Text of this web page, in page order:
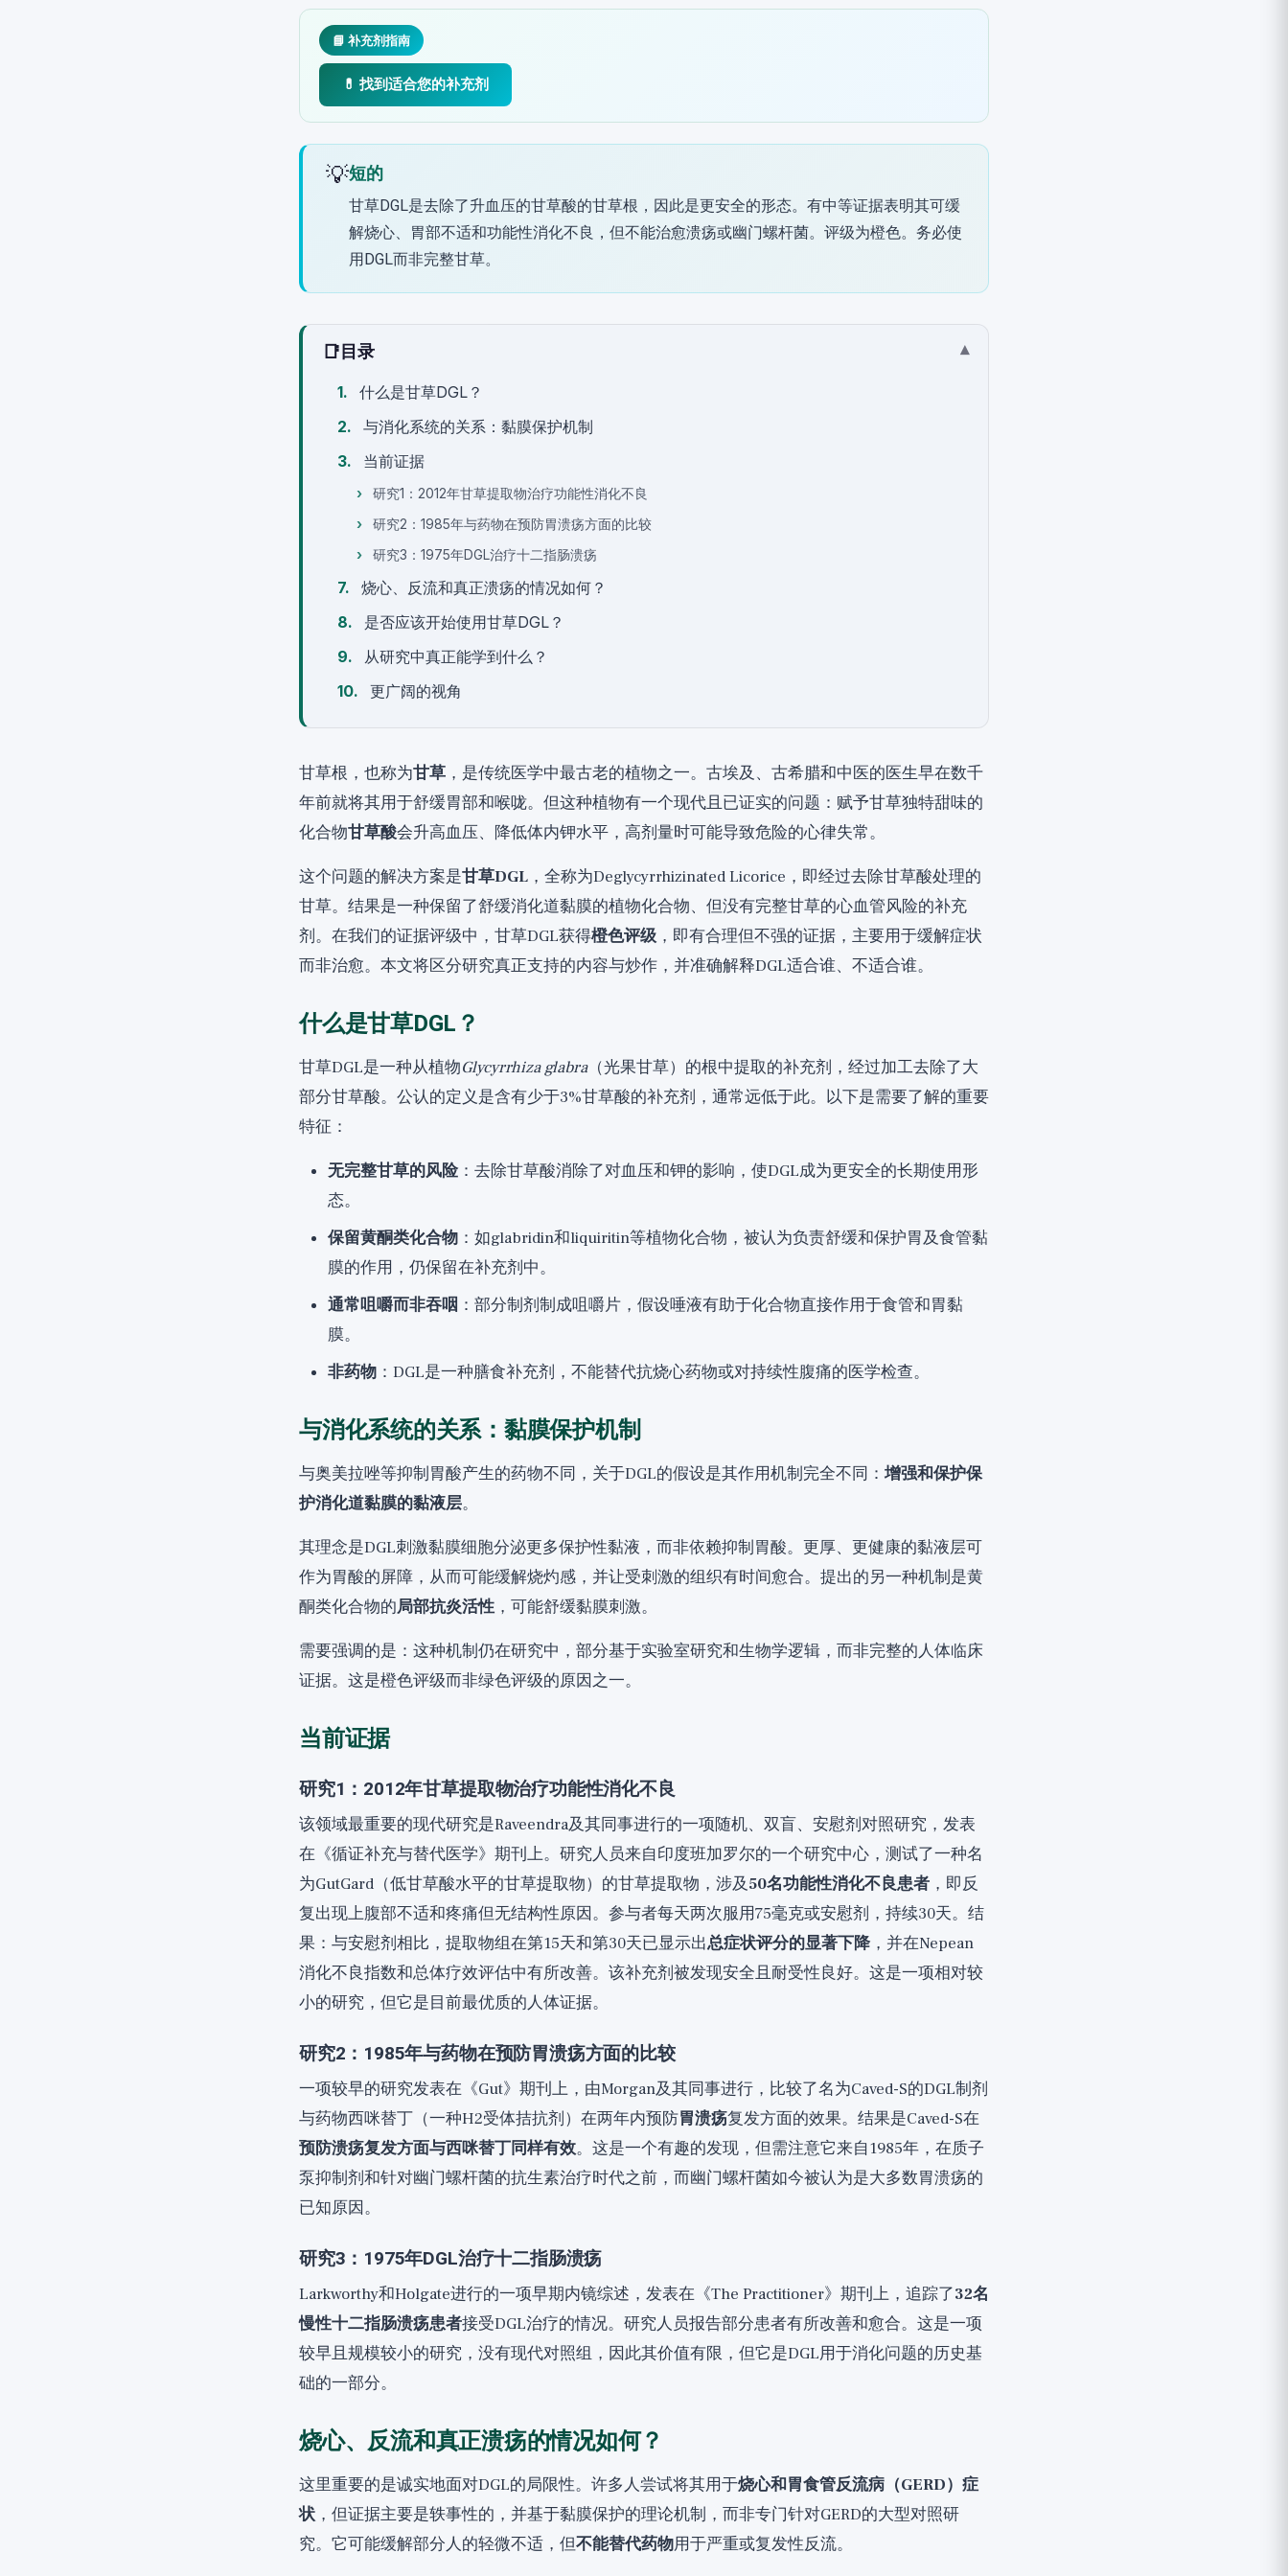
📘 补充剂指南
💊 找到适合您的补充剂
💡短的
甘草DGL是去除了升血压的甘草酸的甘草根，因此是更安全的形态。有中等证据表明其可缓
解烧心、胃部不适和功能性消化不良，但不能治愈溃疡或幽门螺杆菌。评级为橙色。务必使
用DGL而非完整甘草。
📑 目录 ▾
什么是甘草DGL？
与消化系统的关系：黏膜保护机制
当前证据
研究1：2012年甘草提取物治疗功能性消化不良
研究2：1985年与药物在预防胃溃疡方面的比较
研究3：1975年DGL治疗十二指肠溃疡
烧心、反流和真正溃疡的情况如何？
是否应该开始使用甘草DGL？
从研究中真正能学到什么？
更广阔的视角
甘草根，也称为甘草 ，是传统医学中最古老的植物之一。古埃及、古希腊和中医的医生早在数千
年前就将其用于舒缓胃部和喉咙。但这种植物有一个现代且已证实的问题：赋予甘草独特甜味的
化合物甘草酸会升高血压、降低体内钾水平，高剂量时可能导致危险的心律失常。
这个问题的解决方案是甘草DGL ，全称为Deglycyrrhizinated Licorice，即经过去除甘草酸处理的
甘草。结果是一种保留了舒缓消化道黏膜的植物化合物、但没有完整甘草的心血管风险的补充
剂。在我们的证据评级中，甘草DGL获得橙色评级，即有合理但不强的证据，主要用于缓解症状
而非治愈。本文将区分研究真正支持的内容与炒作，并准确解释DGL适合谁、不适合谁。
什么是甘草DGL？
甘草DGL是一种从植物Glycyrrhiza glabra（光果甘草）的根中提取的补充剂，经过加工去除了大
部分甘草酸。公认的定义是含有少于3%甘草酸的补充剂，通常远低于此。以下是需要了解的重要
特征：
无完整甘草的风险：去除甘草酸消除了对血压和钾的影响，使DGL成为更安全的长期使用形
态。
保留黄酮类化合物 ：如glabridin和liquiritin等植物化合物，被认为负责舒缓和保护胃及食管黏
膜的作用，仍保留在补充剂中。
通常咀嚼而非吞咽 ：部分制剂制成咀嚼片，假设唾液有助于化合物直接作用于食管和胃黏
膜。
非药物 ：DGL是一种膳食补充剂，不能替代抗烧心药物或对持续性腹痛的医学检查。
与消化系统的关系：黏膜保护机制
与奥美拉唑等抑制胃酸产生的药物不同，关于DGL的假设是其作用机制完全不同： 增强和保护保
护消化道黏膜的黏液层。
其理念是DGL刺激黏膜细胞分泌更多保护性黏液，而非依赖抑制胃酸。更厚、更健康的黏液层可
作为胃酸的屏障，从而可能缓解烧灼感，并让受刺激的组织有时间愈合。提出的另一种机制是黄
酮类化合物的局部抗炎活性 ，可能舒缓黏膜刺激。
需要强调的是：这种机制仍在研究中，部分基于实验室研究和生物学逻辑，而非完整的人体临床
证据。这是橙色评级而非绿色评级的原因之一。
当前证据
研究1：2012年甘草提取物治疗功能性消化不良
该领域最重要的现代研究是Raveendra及其同事进行的一项随机、双盲、安慰剂对照研究，发表
在《循证补充与替代医学》期刊上。研究人员来自印度班加罗尔的一个研究中心，测试了一种名
为GutGard（低甘草酸水平的甘草提取物）的甘草提取物，涉及50名功能性消化不良患者 ，即反
复出现上腹部不适和疼痛但无结构性原因。参与者每天两次服用75毫克或安慰剂，持续30天。结
果：与安慰剂相比，提取物组在第15天和第30天已显示出总症状评分的显著下降 ，并在Nepean
消化不良指数和总体疗效评估中有所改善。该补充剂被发现安全且耐受性良好。这是一项相对较
小的研究，但它是目前最优质的人体证据。
研究2：1985年与药物在预防胃溃疡方面的比较
一项较早的研究发表在《Gut》期刊上，由Morgan及其同事进行，比较了名为Caved-S的DGL制剂
与药物西咪替丁（一种H2受体拮抗剂）在两年内预防胃溃疡复发方面的效果。结果是Caved-S在
预防溃疡复发方面与西咪替丁同样有效。这是一个有趣的发现，但需注意它来自1985年，在质子
泵抑制剂和针对幽门螺杆菌的抗生素治疗时代之前，而幽门螺杆菌如今被认为是大多数胃溃疡的
已知原因。
研究3：1975年DGL治疗十二指肠溃疡
Larkworthy和Holgate进行的一项早期内镜综述，发表在《The Practitioner》期刊上，追踪了32名
慢性十二指肠溃疡患者接受DGL治疗的情况。研究人员报告部分患者有所改善和愈合。这是一项
较早且规模较小的研究，没有现代对照组，因此其价值有限，但它是DGL用于消化问题的历史基
础的一部分。
烧心、反流和真正溃疡的情况如何？
这里重要的是诚实地面对DGL的局限性。许多人尝试将其用于烧心和胃食管反流病（GERD）症
状 ，但证据主要是轶事性的，并基于黏膜保护的理论机制，而非专门针对GERD的大型对照研
究。它可能缓解部分人的轻微不适，但不能替代药物用于严重或复发性反流。